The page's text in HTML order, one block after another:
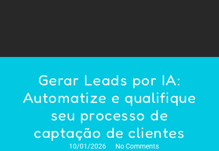
Gerar Leads por IA:
Automatize e qualifique
seu processo de
captação de clientes
10/01/2026 No Comments